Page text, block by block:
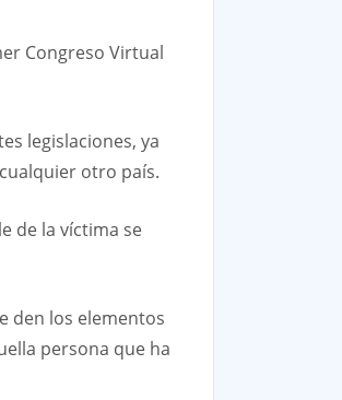
Congreso Virtual
legislaciones, ya
otro país.
de la víctima se
den los elementos
persona que ha